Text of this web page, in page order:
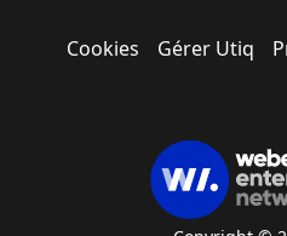
Cookies Gérer Utiq